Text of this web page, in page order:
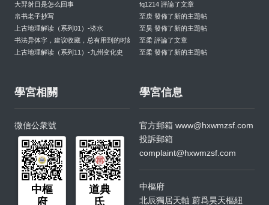
大羿射日是怎么回事
帛书老子抄写
上古地理解读（系列01）-济水
书法异体字，建议收藏，总有用到的时刻
上古地理解读（系列11）-九州变化史
fq1214 評論了文章
至庚 發佈了新的主題帖
至昊 發佈了新的主題帖
至柔 評論了文章
至柔 發佈了新的主題帖
學宮相關
微信公衆號
中樞
府
道典
氏
學宮信息
官方郵箱 www@hxwmzsf.com
投訴郵箱
complaint@hxwmzsf.com
中樞府
北辰獨居天軸 蔚爲昊天樞紐